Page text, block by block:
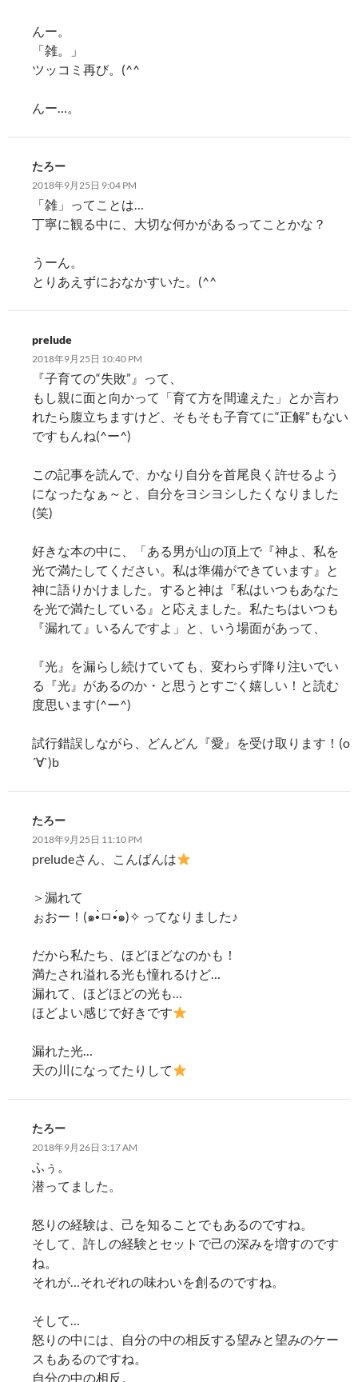
んー。
「雑。」
ツッコミ再び。(^^ゞ
んー…。
たろー
2018年9月25日 9:04 PM
「雑」ってことは…
丁寧に観る中に、大切な何かがあるってことかな？
うーん。
とりあえずにおなかすいた。(^^ゞ
prelude
2018年9月25日 10:40 PM
『子育ての“失敗”』って、
もし親に面と向かって「育て方を間違えた」とか言わ
れたら腹立ちますけど、そもそも子育てに“正解”もない
ですもんね(^ー^)
この記事を読んで、かなり自分を首尾良く許せるよう
になったなぁ～と、自分をヨシヨシしたくなりました
(笑)
好きな本の中に、「ある男が山の頂上で『神よ、私を
光で満たしてください。私は準備ができています』と
神に語りかけました。すると神は『私はいつもあなた
を光で満たしている』と応えました。私たちはいつも
『漏れて』いるんですよ」と、いう場面があって、
『光』を漏らし続けていても、変わらず降り注いでい
る『光』があるのか・と思うとすごく嬉しい！と読む
度思います(^ー^)
試行錯誤しながら、どんどん『愛』を受け取ります！(o
´∀`)b
たろー
2018年9月25日 11:10 PM
preludeさん、こんばんは
＞漏れて
ぉおー！(๑•̀ㅁ•́๑)✧ ってなりました♪
だから私たち、ほどほどなのかも！
満たされ溢れる光も憧れるけど…
漏れて、ほどほどの光も…
ほどよい感じで好きです
漏れた光…
天の川になってたりして
たろー
2018年9月26日 3:17 AM
ふぅ。
潜ってました。
怒りの経験は、己を知ることでもあるのですね。
そして、許しの経験とセットで己の深みを増すのです
ね。
それが…それぞれの味わいを創るのですね。
そして…
怒りの中には、自分の中の相反する望みと望みのケー
スもあるのですね。
自分の中の相反。